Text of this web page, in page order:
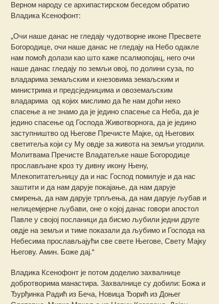
Верном народу се архипастирском беседом обратио
Владика Ксенофонт:
„Очи наше данас не гледају чудотворне иконе Пресвете
Богородице, очи наше данас не гледају на Небо одакле
нам помоћ долази као што каже псалмопојац, него очи
наше данас гледају по земљи овој, по долини суза, по
владарима земаљским и кнезовима земаљским и
министрима и предсједницима и овоземаљским
владарима од којих мислимо да ће нам доћи неко
спасење а не знамо да је једино спасење са Неба, да је
једино спасење од Господа Животворнога, да је једино
заступништво од Његове Пречисте Мајке, од Његових
светитеља који су Му овдје за живота на земљи угодили.
Молитвама Пречисте Владатељке наше Богородице
прослављане кроз ту дивну икону Њену,
Млекопитатељницу да и нас Господ помилује и да нас
заштити и да нам дарује покајање, да нам дарује
смирења, да нам дарује трпљења, да нам дарује љубав и
нелицемјерне љубави, оне о којој данас говори апостол
Павле у својој посланици да бисмо љубили једни друге
овдје на земљи и тиме показали да љубимо и Господа на
Небесима прослављајући све свете Његове, Свету Мајку
Његову. Амин. Боже дај.“
Владика Ксенофонт је потом доделио захвалнице
добротворима манастира. Захвалнице су добили: Божа и
Ђурђинка Радић из Беча, Новица Ђорић из Доњег